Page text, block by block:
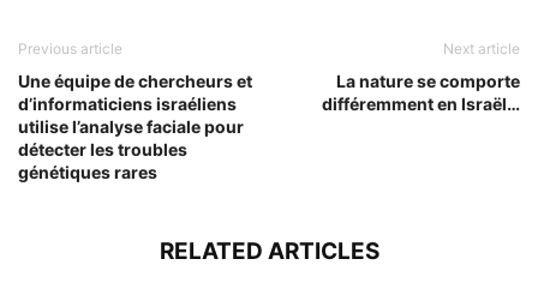
Previous article
Une équipe de chercheurs et
d’informaticiens israéliens
utilise l’analyse faciale pour
détecter les troubles
génétiques rares
Next article
La nature se comporte
différemment en Israël…
RELATED ARTICLES